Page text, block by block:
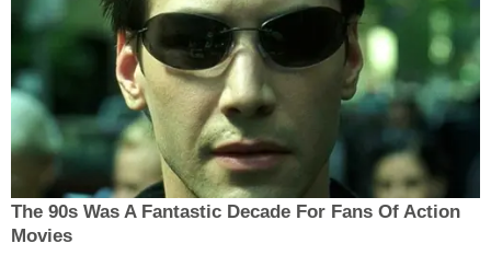
The 90s Was A Fantastic Decade For Fans Of Action
Movies